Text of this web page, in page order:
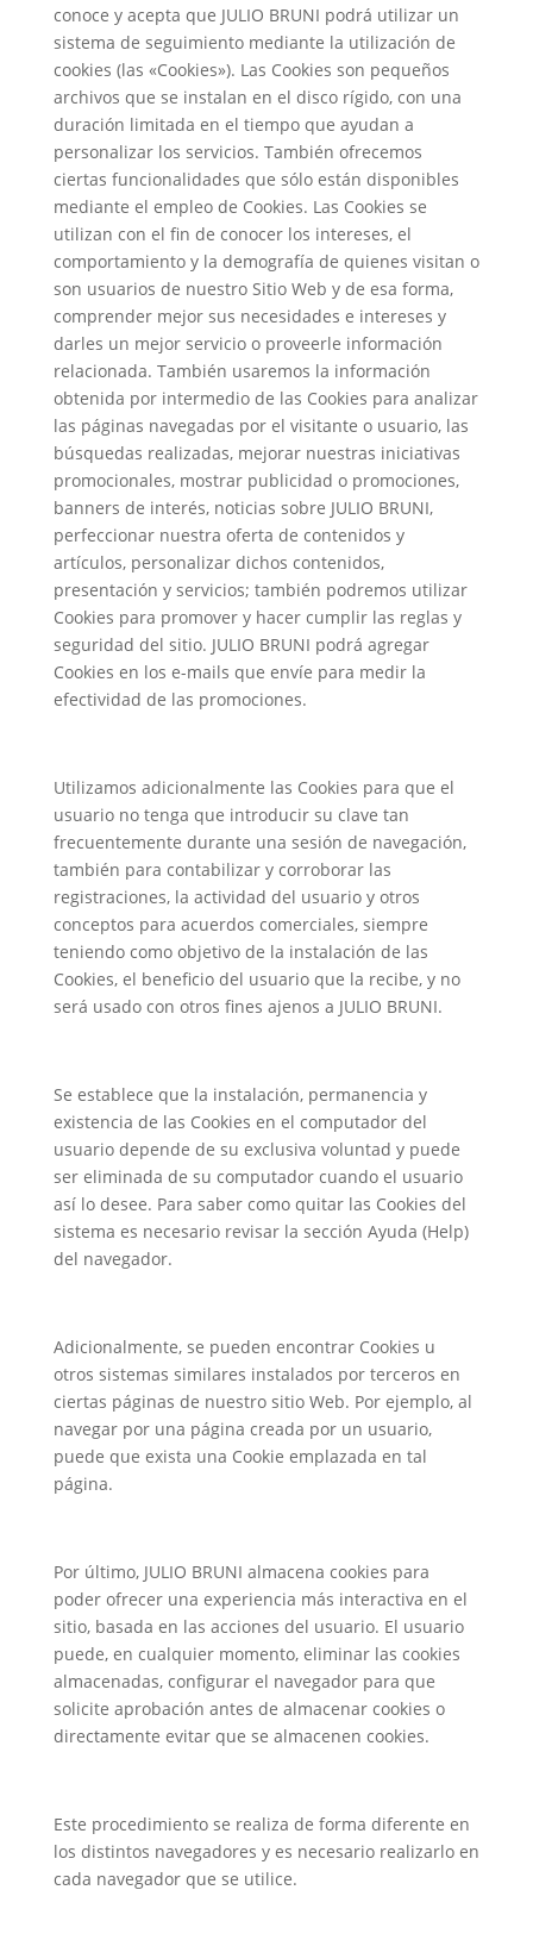
conoce y acepta que JULIO BRUNI podrá utilizar un
sistema de seguimiento mediante la utilización de
cookies (las «Cookies»). Las Cookies son pequeños
archivos que se instalan en el disco rígido, con una
duración limitada en el tiempo que ayudan a
personalizar los servicios. También ofrecemos
ciertas funcionalidades que sólo están disponibles
mediante el empleo de Cookies. Las Cookies se
utilizan con el fin de conocer los intereses, el
comportamiento y la demografía de quienes visitan o
son usuarios de nuestro Sitio Web y de esa forma,
comprender mejor sus necesidades e intereses y
darles un mejor servicio o proveerle información
relacionada. También usaremos la información
obtenida por intermedio de las Cookies para analizar
las páginas navegadas por el visitante o usuario, las
búsquedas realizadas, mejorar nuestras iniciativas
promocionales, mostrar publicidad o promociones,
banners de interés, noticias sobre JULIO BRUNI,
perfeccionar nuestra oferta de contenidos y
artículos, personalizar dichos contenidos,
presentación y servicios; también podremos utilizar
Cookies para promover y hacer cumplir las reglas y
seguridad del sitio. JULIO BRUNI podrá agregar
Cookies en los e-mails que envíe para medir la
efectividad de las promociones.
Utilizamos adicionalmente las Cookies para que el
usuario no tenga que introducir su clave tan
frecuentemente durante una sesión de navegación,
también para contabilizar y corroborar las
registraciones, la actividad del usuario y otros
conceptos para acuerdos comerciales, siempre
teniendo como objetivo de la instalación de las
Cookies, el beneficio del usuario que la recibe, y no
será usado con otros fines ajenos a JULIO BRUNI.
Se establece que la instalación, permanencia y
existencia de las Cookies en el computador del
usuario depende de su exclusiva voluntad y puede
ser eliminada de su computador cuando el usuario
así lo desee. Para saber como quitar las Cookies del
sistema es necesario revisar la sección Ayuda (Help)
del navegador.
Adicionalmente, se pueden encontrar Cookies u
otros sistemas similares instalados por terceros en
ciertas páginas de nuestro sitio Web. Por ejemplo, al
navegar por una página creada por un usuario,
puede que exista una Cookie emplazada en tal
página.
Por último, JULIO BRUNI almacena cookies para
poder ofrecer una experiencia más interactiva en el
sitio, basada en las acciones del usuario. El usuario
puede, en cualquier momento, eliminar las cookies
almacenadas, configurar el navegador para que
solicite aprobación antes de almacenar cookies o
directamente evitar que se almacenen cookies.
Este procedimiento se realiza de forma diferente en
los distintos navegadores y es necesario realizarlo en
cada navegador que se utilice.